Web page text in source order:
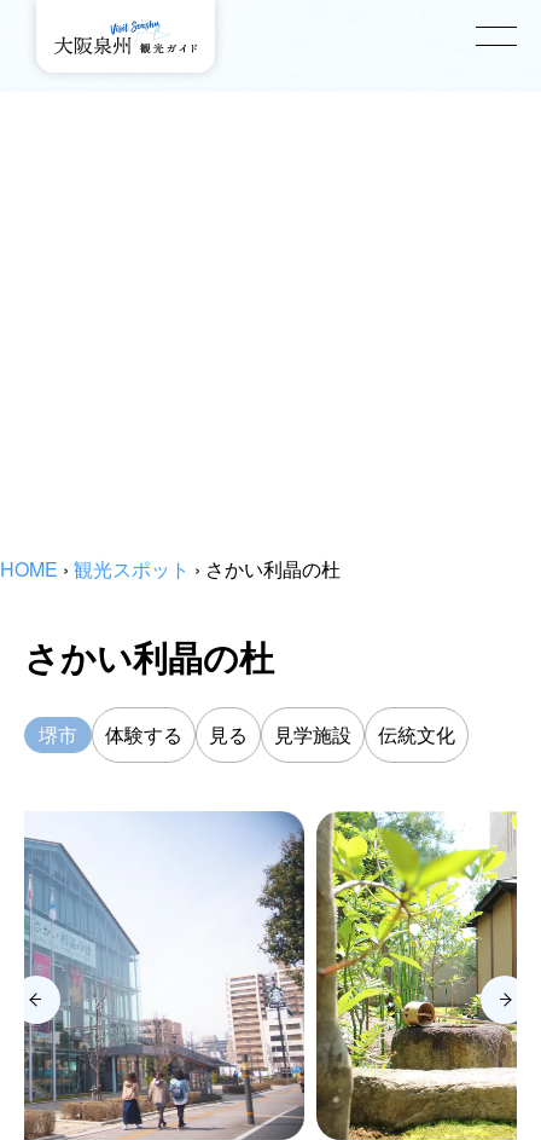
HOME › 観光スポット › さかい利晶の杜
さかい利晶の杜
堺市 体験する 見る 見学施設 伝統文化